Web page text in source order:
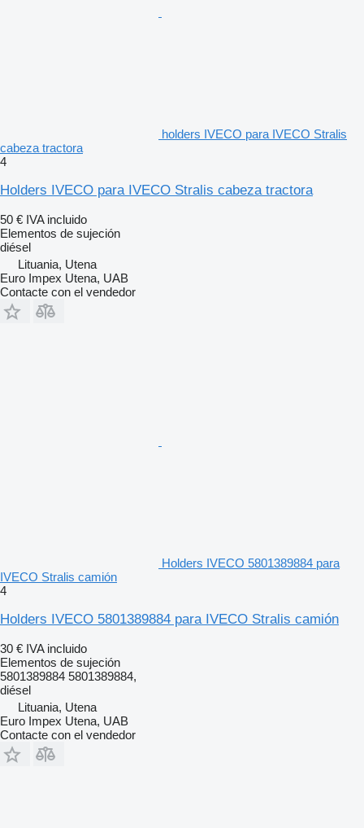
holders IVECO para IVECO Stralis
cabeza tractora
4
Holders IVECO para IVECO Stralis cabeza tractora
50 € IVA incluido
Elementos de sujeción
diésel
Lituania, Utena
Euro Impex Utena, UAB
Contacte con el vendedor
Holders IVECO 5801389884 para
IVECO Stralis camión
4
Holders IVECO 5801389884 para IVECO Stralis camión
30 € IVA incluido
Elementos de sujeción
5801389884 5801389884,
diésel
Lituania, Utena
Euro Impex Utena, UAB
Contacte con el vendedor